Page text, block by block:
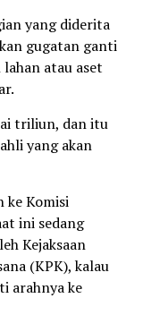
yang diderita
gugatan ganti
atau aset
triliun, dan itu
yang akan
ke Komisi
ini sedang
Kejaksaan
(KPK), kalau
arahnya ke